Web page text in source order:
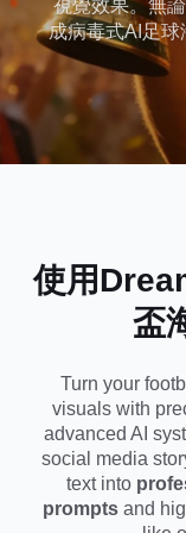
視覺效果。無
成病毒式AI足球
影象，我們基
作室質量的
使用
盃
Turn your
visuals with
advanced AI
social media
text into
prompts and